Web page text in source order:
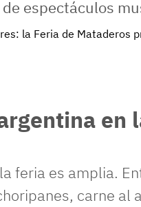
la Feria de Mataderos
en
feria es amplia.
carne al